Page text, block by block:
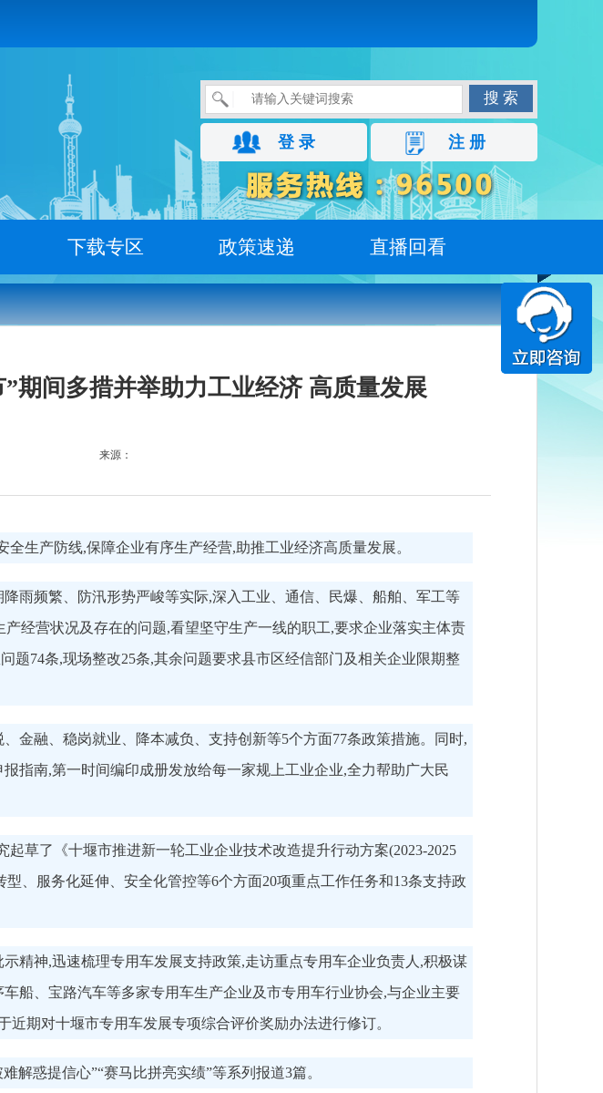
搜 索
登 录 注 册
下载专区 政策速递 直播回看
间多措并举助力工业经济 高质量发展
来源：
生产防线,保障企业有序生产经营,助推工业经济高质量发展。
雨频繁、防汛形势严峻等实际,深入工业、通信、民爆、船舶、军工等
经营状况及存在的问题,看望坚守生产一线的职工,要求企业落实主体责
题74条,现场整改25条,其余问题要求县市区经信部门及相关企业限期整
金融、稳岗就业、降本减负、支持创新等5个方面77条政策措施。同时,
指南,第一时间编印成册发放给每一家规上工业企业,全力帮助广大民
草了《十堰市推进新一轮工业企业技术改造提升行动方案(2023-2025
、服务化延伸、安全化管控等6个方面20项重点工作任务和13条支持政
精神,迅速梳理专用车发展支持政策,走访重点专用车企业负责人,积极谋
船、宝路汽车等多家专用车生产企业及市专用车行业协会,与企业主要
期对十堰市专用车发展专项综合评价奖励办法进行修订。
解惑提信心”“赛马比拼亮实绩”等系列报道3篇。